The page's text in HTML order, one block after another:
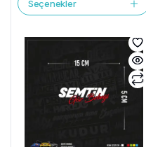
Seçenekler